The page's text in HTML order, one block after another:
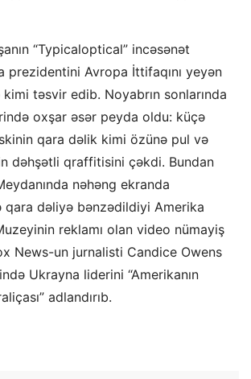
“Typicaloptical” incəsənət
prezidentini Avropa İttifaqını yeyən
təsvir edib. Noyabrın sonlarında
oxşar əsər peyda oldu: küçə
qara dəlik kimi özünə pul və
dəhşətli qraffitisini çəkdi. Bundan
nəhəng ekranda
qara dəliyə bənzədildiyi Amerika
reklamı olan video nümayiş
News-un jurnalisti Candice Owens
Ukrayna liderini “Amerikanın
adlandırıb.